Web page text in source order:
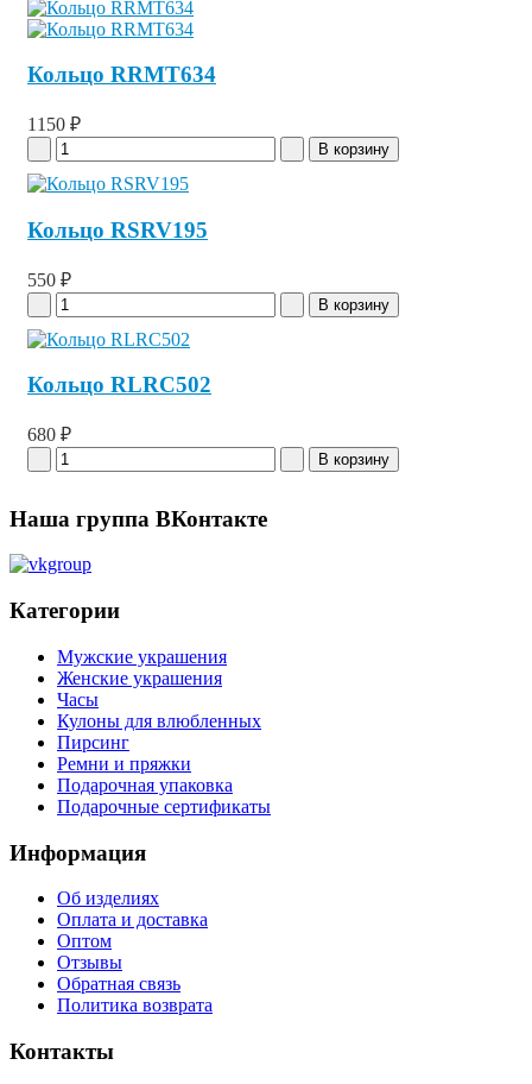
Кольцо RRMT634
1150 ₽
Кольцо RSRV195
550 ₽
Кольцо RLRC502
680 ₽
Наша группа ВКонтакте
Категории
Мужские украшения
Женские украшения
Часы
Кулоны для влюбленных
Пирсинг
Ремни и пряжки
Подарочная упаковка
Подарочные сертификаты
Информация
Об изделиях
Оплата и доставка
Оптом
Отзывы
Обратная связь
Политика возврата
Контакты